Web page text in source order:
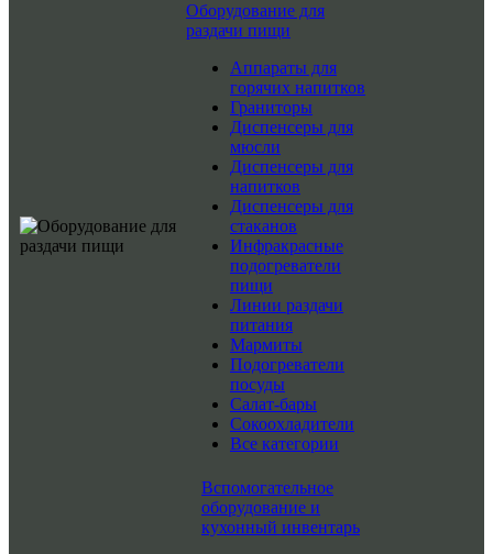
Оборудование для
раздачи пищи
Аппараты для
горячих напитков
Граниторы
Диспенсеры для
мюсли
Диспенсеры для
напитков
Диспенсеры для
стаканов
Инфракрасные
подогреватели
пищи
Линии раздачи
питания
Мармиты
Подогреватели
посуды
Салат-бары
Сокоохладители
Все категории
Вспомогательное
оборудование и
кухонный инвентарь